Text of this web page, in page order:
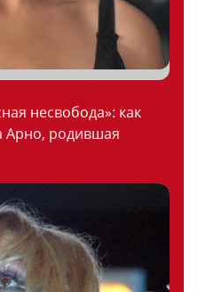
несвобода»: как
Арно, родившая